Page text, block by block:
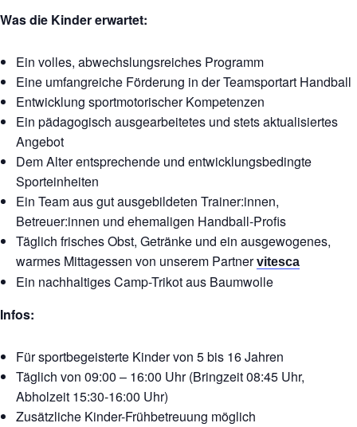
Was die Kinder erwartet:
Ein volles, abwechslungsreiches Programm
Eine umfangreiche Förderung in der Teamsportart Handball
Entwicklung sportmotorischer Kompetenzen
Ein pädagogisch ausgearbeitetes und stets aktualisiertes
Angebot
Dem Alter entsprechende und entwicklungsbedingte
Sporteinheiten
Ein Team aus gut ausgebildeten Trainer:innen,
Betreuer:innen und ehemaligen Handball-Profis
Täglich frisches Obst, Getränke und ein ausgewogenes,
warmes Mittagessen von unserem Partnervitesca
Ein nachhaltiges Camp-Trikot aus Baumwolle
Infos:
Für sportbegeisterte Kinder von 5 bis 16 Jahren
Täglich von 09:00 – 16:00 Uhr (Bringzeit 08:45 Uhr,
Abholzeit 15:30-16:00 Uhr)
Zusätzliche Kinder-Frühbetreuung möglich